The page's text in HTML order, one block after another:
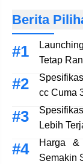
Berita
Tetap
cc Cuma
Lebih
Harga &
Semakin